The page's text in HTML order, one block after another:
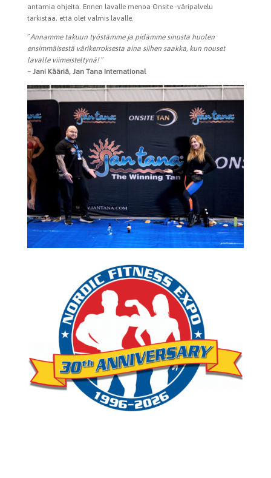
antamia ohjeita. Ennen lavalle menoa Onsite -väripalvelu
tarkistaa, että olet valmis lavalle.
”Annamme takuun työstämme ja pidämme sinusta huolen
ensimmäisestä värikerroksesta aina siihen saakka, kun nouset
lavalle viimeisteltynä!”
– Jani Kääriä, Jan Tana International